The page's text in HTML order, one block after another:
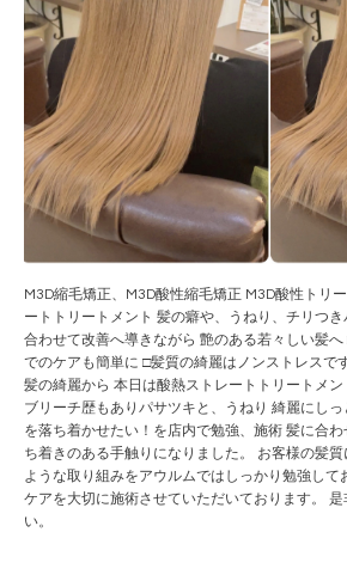
M3D縮毛矯正、M3D酸性縮毛矯正 M3D酸性トリ
ートトリートメント 髪の癖や、うねり、チリつ
合わせて改善へ導きながら 艶のある若々しい髪
でのケアも簡単に □髪質の綺麗はノンストレスで
髪の綺麗から 本日は酸熱ストレートトリートメ
ブリーチ歴もありパサツキと、うねり 綺麗にし
を落ち着かせたい！を店内で勉強、施術 髪に合
ち着きのある手触りになりました。 お客様の髪
ような取り組みをアウルムではしっかり勉強して
ケアを大切に施術させていただいております。
い。